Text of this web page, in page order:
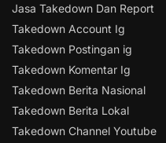
Jasa Takedown Dan Report
Takedown Account Ig
Takedown Postingan ig
Takedown Komentar Ig
Takedown Berita Nasional
Takedown Berita Lokal
Takedown Channel Youtube